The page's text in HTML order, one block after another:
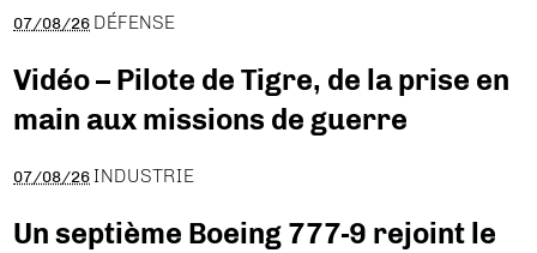
07/08/26 DÉFENSE
Vidéo – Pilote de Tigre, de la prise en
main aux missions de guerre
07/08/26 INDUSTRIE
Un septième Boeing 777-9 rejoint le